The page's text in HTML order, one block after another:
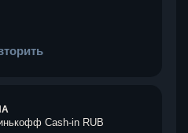
Cash-in RUB